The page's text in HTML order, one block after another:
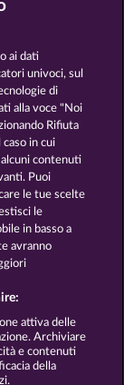
ai dati
univoci, sul
di
alla voce "Noi
Rifiuta
in cui
contenuti
Puoi
le tue scelte
le
in basso a
avranno
attiva delle
Archiviare
e contenuti
della